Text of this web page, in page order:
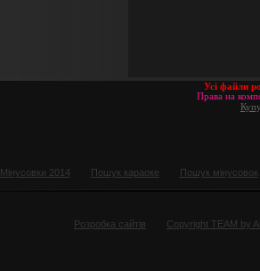
Усі файли
Права на
Мінусовки 2014 Пошук караоке Пошук мінусовок
Розробка сайтів Copyright TEAM by